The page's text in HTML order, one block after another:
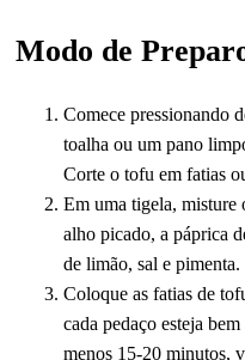
Modo de
Comece pressionando
toalha ou um pano
Corte o tofu em fatias
Em uma tigela, misture
alho picado, a páprica
de limão, sal e pimenta.
Coloque as fatias de
cada pedaço esteja
menos 15-20 minutos,